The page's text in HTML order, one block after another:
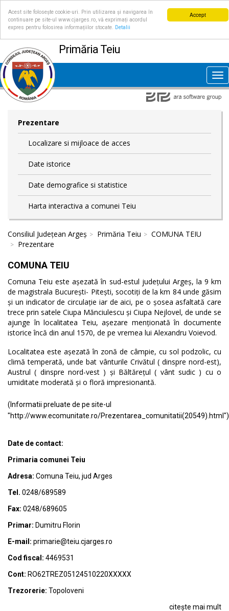
Accept
Acest site folosește cookie-uri. Prin utilizarea și navigarea în
continuare pe site-ul www.cjarges.ro, vă exprimați acordul
expres pentru folosirea informațiilor stocate.
Detalii
Primăria Teiu
Prezentare
Localizare si mijloace de acces
Date istorice
Date demografice si statistice
Harta interactiva a comunei Teiu
Consiliul Județean Argeș Primăria Teiu
COMUNA TEIU
Prezentare
COMUNA TEIU
Comuna Teiu este așezată în sud-estul județului Argeș, la 9 km
de magistrala București- Pitești, socotiți de la km 84 unde găsim
și un indicator de circulație iar de aici, pe o șosea asfaltată care
trece prin satele Ciupa Mănciulescu și Ciupa Nejlovel, de unde se
ajunge în localitatea Teiu, așezare menționată în documente
istorice încă din anul 1570, de pe vremea lui Alexandru Voievod.
Localitatea este așezată în zonă de câmpie, cu sol podzolic, cu
climă temperată, unde bat vânturile Crivătul ( dinspre nord-est),
Austrul ( dinspre nord-vest ) și Băltărețul ( vânt sudic ) cu o
umiditate moderată și o floră impresionantă.
(Informatii preluate de pe site-ul
"http://www.ecomunitate.ro/Prezentarea_comunitatii(20549).html")
Date de contact:
Primaria comunei Teiu
Adresa: Comuna Teiu, jud Arges
Tel. 0248/689589
Fax: 0248/689605
Primar: Dumitru Florin
E-mail: primarie@teiu.cjarges.ro
Cod fiscal: 4469531
Cont: RO62TREZ05124510220XXXXX
Trezorerie: Topoloveni
citește mai mult